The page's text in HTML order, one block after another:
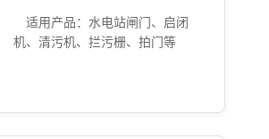
适用产品：水电站闸门、启闭
机、清污机、拦污栅、拍门等